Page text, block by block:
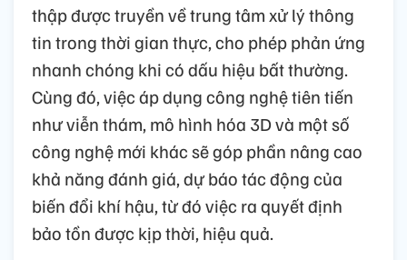
thập được truyền về trung tâm xử lý thông
tin trong thời gian thực, cho phép phản ứng
nhanh chóng khi có dấu hiệu bất thường.
Cùng đó, việc áp dụng công nghệ tiên tiến
như viễn thám, mô hình hóa 3D và một số
công nghệ mới khác sẽ góp phần nâng cao
khả năng đánh giá, dự báo tác động của
biến đổi khí hậu, từ đó việc ra quyết định
bảo tồn được kịp thời, hiệu quả.